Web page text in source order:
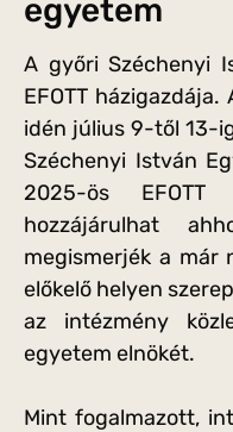
egyetem
A győri Széchenyi
EFOTT
idén július 9-től 13-
Széchenyi István
2025-ös
hozzájárulhat
megismerjék a már
előkelő helyen
az intézmény
egyetem elnökét.
Mint fogalmazott,